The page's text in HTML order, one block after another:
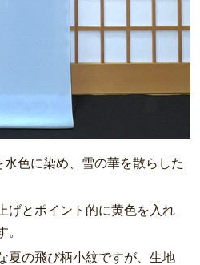
水色に染め、雪の華を散らした
げとポイント的に黄色を入れ
。
夏の飛び柄小紋ですが、生地